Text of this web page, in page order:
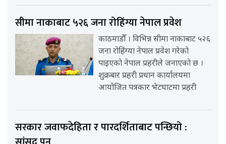
सीमा नाकाबाट ५२६ जना रोहिंग्या नेपाल प्रवेश
काठमाडौँ । विभिन्न सीमा नाकाबाट ५२६
जना रोहिंग्या नेपाल प्रवेश गरेको
पाइएको नेपाल प्रहरीले जनाएको छ ।
शुक्रबार प्रहरी प्रधान कार्यालयमा
आयोजित पत्रकार भेटघाटमा प्रहरी
सरकार जवाफदेहिता र पारदर्शिताबाट पन्छियो :